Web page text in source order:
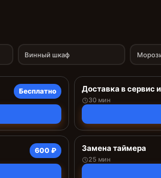
Винный шкаф
Бесплатно Доставка в сервис
30 мин
600 ₽ Замена таймера
25 мин